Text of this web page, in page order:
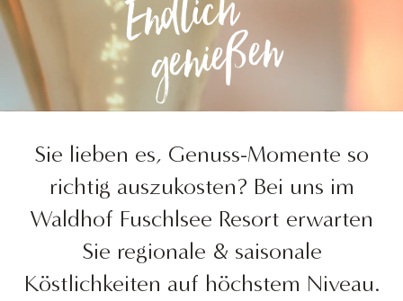
genießen
Sie lieben es, Genuss-Momente so
richtig auszukosten? Bei uns im
Waldhof Fuschlsee Resort erwarten
Sie regionale & saisonale
Köstlichkeiten auf höchstem Niveau.